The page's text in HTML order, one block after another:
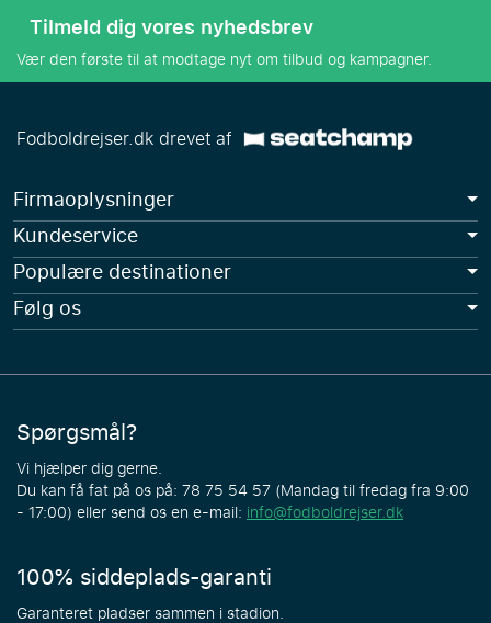
Tilmeld dig vores nyhedsbrev
Vær den første til at modtage nyt om tilbud og kampagner.
Fodboldrejser.dk drevet af
Firmaoplysninger
Kundeservice
Populære destinationer
Følg os
Spørgsmål?
Vi hjælper dig gerne.
Du kan få fat på os på: 78 75 54 57 (Mandag til fredag fra 9:00
- 17:00) eller send os en e-mail: info@fodboldrejser.dk
100% siddeplads-garanti
Garanteret pladser sammen i stadion.